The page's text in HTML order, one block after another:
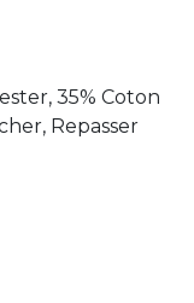
35% Coton
Repasser